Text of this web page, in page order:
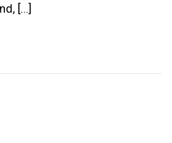
[…]